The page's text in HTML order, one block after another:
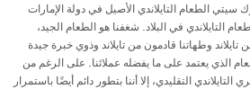
بانكوك سيتي الطعام التايلاندي الأصيل في دولة الإمارات
التايلاندي في البلاد. شغفنا هو الطعام الجيد،
وطهاتنا قادمون من تايلاند وذوي خبرة جيدة
الطعام الذي يعتمد على ما يفضله عملائنا. على الرغم من
التايلاندي التقليدي، إلا أننا بتطور دائم أيضًا باستمرار